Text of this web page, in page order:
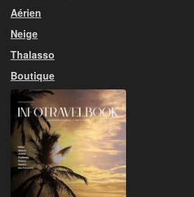
Aérien
Neige
Thalasso
Boutique